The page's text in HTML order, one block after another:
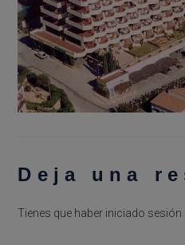
Deja una
Tienes que haber iniciado sesión